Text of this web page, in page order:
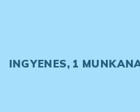
INGYENES, 1